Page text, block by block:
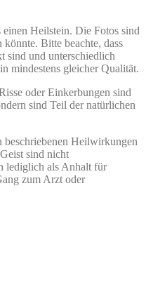
Heilstein. Die Fotos sind
Bitte beachte, dass
sind und unterschiedlich
mindestens gleicher Qualität.
oder Einkerbungen sind
sind Teil der natürlichen
beschriebenen Heilwirkungen
sind nicht
lediglich als Anhalt für
zum Arzt oder